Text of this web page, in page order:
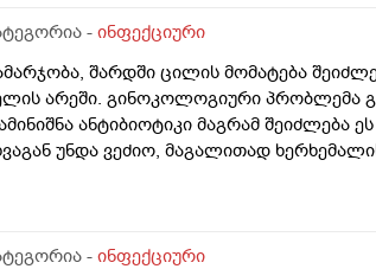
- ინფექციური
შარდში ცილის მომატება
არეში. გინოკოლოგიური პრობლემა
ანტიბიოტიკი მაგრამ შეიძლება
უნდა ვეძიო, მაგალითად
- ინფექციური